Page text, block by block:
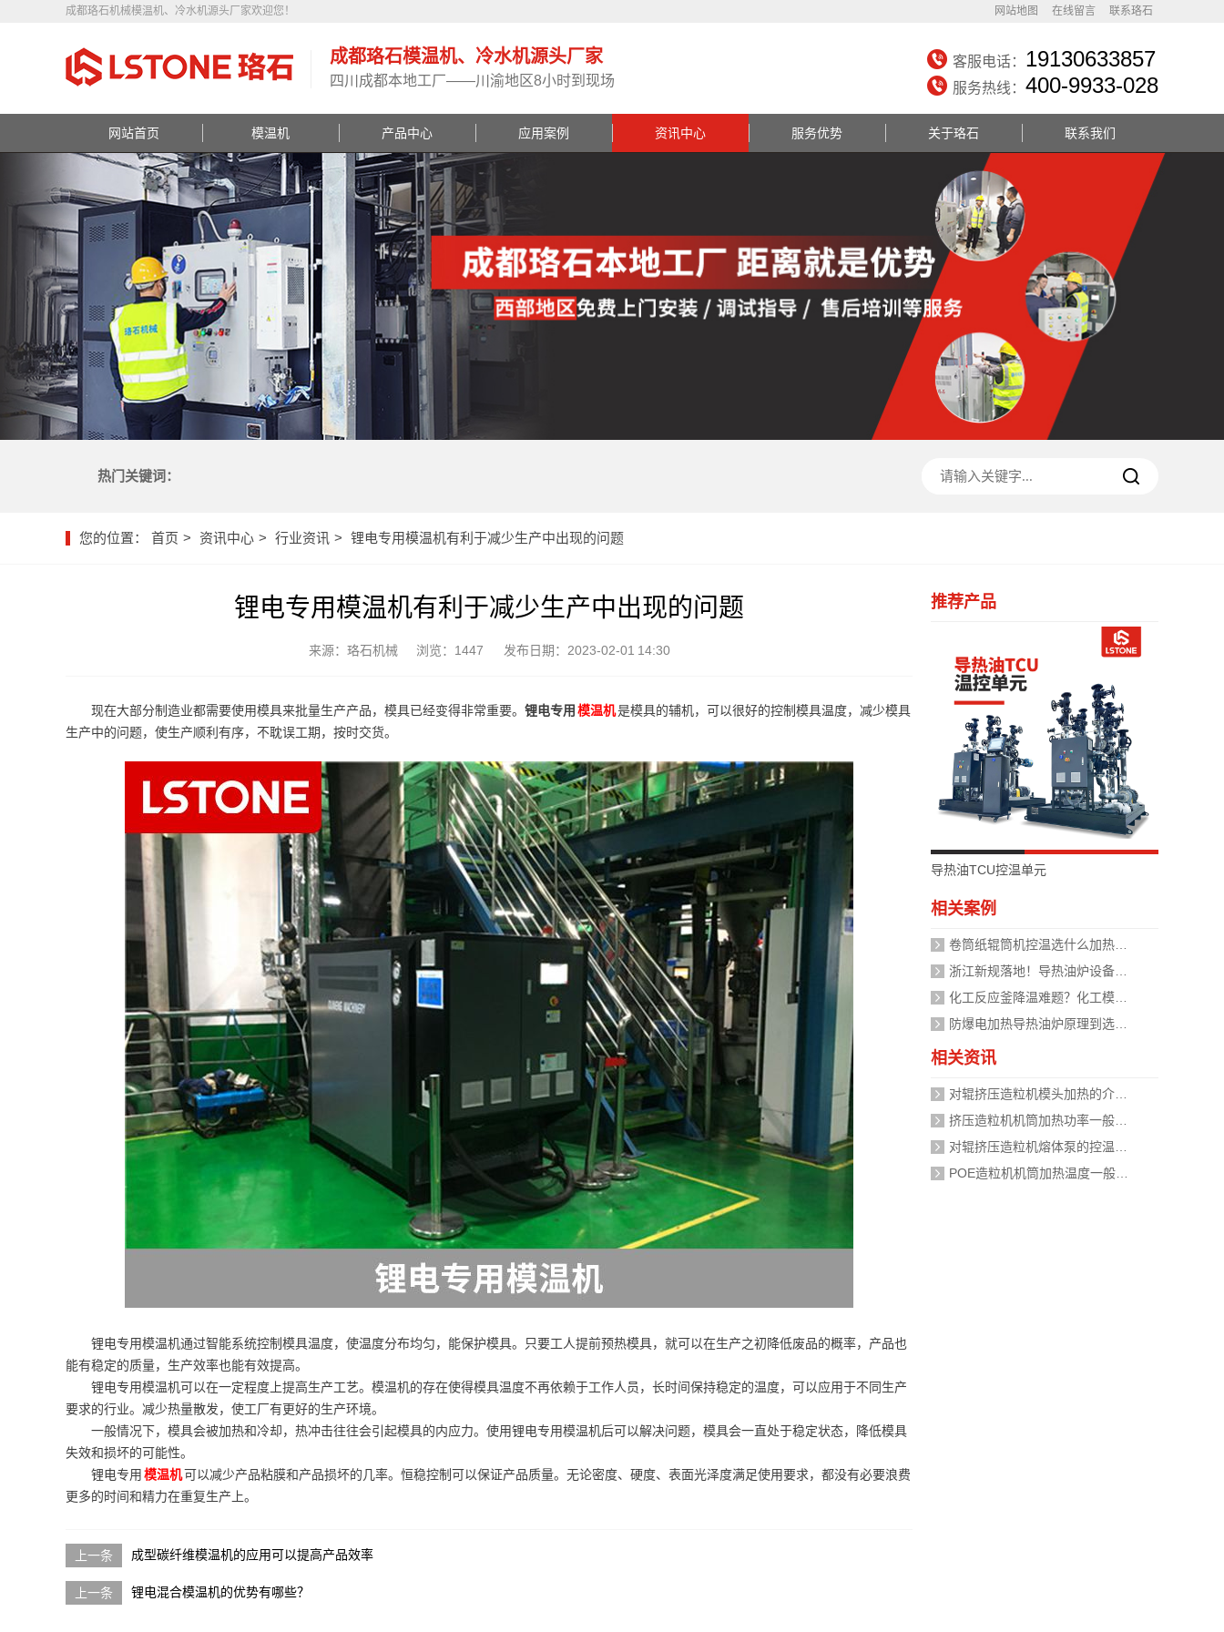
网站地图 在线留言 联系珞石
成都珞石机械模温机、冷水机源头厂家欢迎您！
客服电话： 19130633857
服务热线： 400-9933-028
成都珞石模温机、冷水机源头厂家
四川成都本地工厂——川渝地区8小时到现场
网站首页 模温机 产品中心 应用案例 资讯中心 服务优势 关于珞石 联系我们
热门关键词：
您的位置： 首页 资讯中心 行业资讯 锂电专用模温机有利于减少生产中出现的问题
锂电专用模温机有利于减少生产中出现的问题
来源：珞石机械 浏览：1447 发布日期：2023-02-01 14:30
现在大部分制造业都需要使用模具来批量生产产品，模具已经变得非常重要。 锂电专用 模温机是模具的辅机，可以很好的控制模具温度，减少模具
生产中的问题，使生产顺利有序，不耽误工期，按时交货。
锂电专用模温机通过智能系统控制模具温度，使温度分布均匀，能保护模具。只要工人提前预热模具，就可以在生产之初降低废品的概率，产品也
能有稳定的质量，生产效率也能有效提高。
锂电专用模温机可以在一定程度上提高生产工艺。模温机的存在使得模具温度不再依赖于工作人员，长时间保持稳定的温度，可以应用于不同生产
要求的行业。减少热量散发，使工厂有更好的生产环境。
一般情况下，模具会被加热和冷却，热冲击往往会引起模具的内应力。使用锂电专用模温机后可以解决问题，模具会一直处于稳定状态，降低模具
失效和损坏的可能性。
锂电专用 模温机可以减少产品粘膜和产品损坏的几率。恒稳控制可以保证产品质量。无论密度、硬度、表面光泽度满足使用要求，都没有必要浪费
更多的时间和精力在重复生产上。
成型碳纤维模温机的应用可以提高产品效率
锂电混合模温机的优势有哪些？
推荐产品
导热油TCU控温单元
相关案例
相关资讯